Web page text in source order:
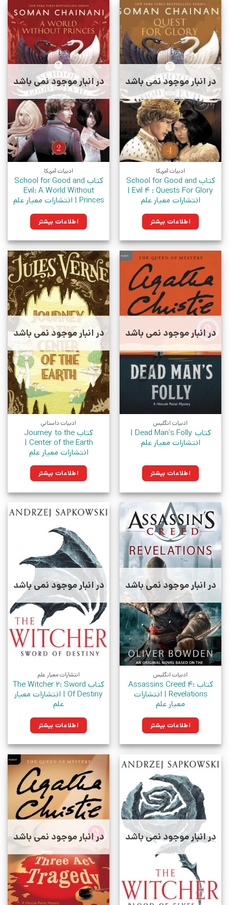
در انبار موجود نمی باشد
ادبیات آمریکا
کتاب School for Good and
Evil 4 : Quests For Glory |
انتشارات معیار علم
اطلاعات بیشتر
در انبار موجود نمی باشد
ادبیات آمریکا
کتاب School for Good and
Evil: A World Without
Princes | انتشارات معیار علم
اطلاعات بیشتر
در انبار موجود نمی باشد
ادبیات انگلیس
کتاب Dead Man’s Folly |
انتشارات معیار علم
اطلاعات بیشتر
در انبار موجود نمی باشد
ادبیات داستانی
کتاب Journey to the
Center of the Earth |
انتشارات معیار علم
اطلاعات بیشتر
در انبار موجود نمی باشد
ادبیات انگلیس
کتاب Assassins Creed 4:
Revelations | انتشارات
معیار علم
اطلاعات بیشتر
در انبار موجود نمی باشد
انتشارات معیار علم
کتاب The Witcher 2: Sword
Of Destiny | انتشارات معیار
علم
اطلاعات بیشتر
در انبار موجود نمی باشد در انبار موجود نمی باشد